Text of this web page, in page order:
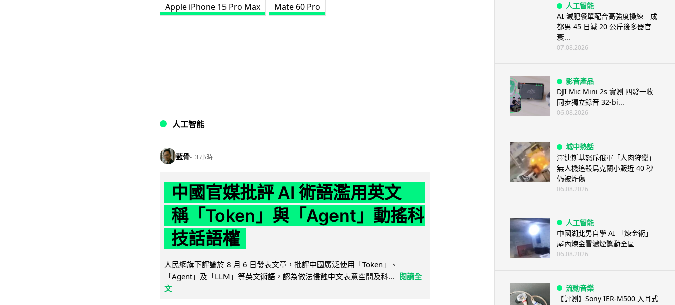
Apple iPhone 15 Pro Max Mate 60 Pro
人工智能
藍骨 3 小時
中國官媒批評 AI 術語濫用英文
稱「Token」與「Agent」動搖科
技話語權
人民網旗下評論於 8 月 6 日發表文章，批評中國廣泛使用「Token」、
「Agent」及「LLM」等英文術語，認為做法侵蝕中文表意空間及科...
閱讀全
文
人工智能
AI 減肥餐單配合高強度操練 成
都男 45 日減 20 公斤後多器官
衰...
07.08.2026
影音產品
DJI Mic Mini 2s 實測 四發一收
同步獨立錄音 32-bi...
06.08.2026
城中熱話
澤連斯基怒斥俄軍「人肉狩獵」
無人機追殺烏克蘭小販近 40 秒
仍被炸傷
06.08.2026
人工智能
中國湖北男自學 AI 「煉金術」
屋內煉金冒濃煙驚動全區
06.08.2026
流動音樂
【評測】Sony IER-M500 入耳式